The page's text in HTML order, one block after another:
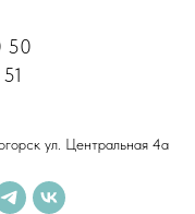
50
ул. Центральная 4а